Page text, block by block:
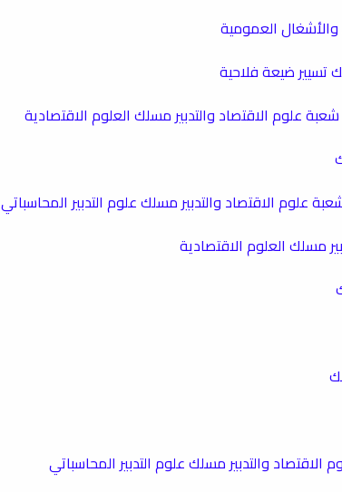
والأشغال العمومية
تسيير ضيعة فلاحية
علوم الاقتصاد والتدبير مسلك العلوم الاقتصادية
علوم الاقتصاد والتدبير مسلك علوم التدبير المحاسباتي
مسلك العلوم الاقتصادية
والتدبير مسلك علوم التدبير المحاسباتي